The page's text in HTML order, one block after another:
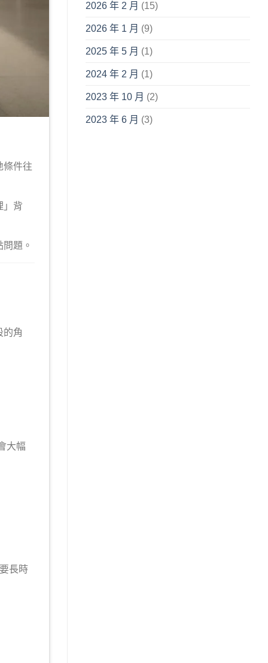
條件往
」背
題。
的角
大幅
長時
2026 年 2 月 (15)
2026 年 1 月 (9)
2025 年 5 月 (1)
2024 年 2 月 (1)
2023 年 10 月 (2)
2023 年 6 月 (3)